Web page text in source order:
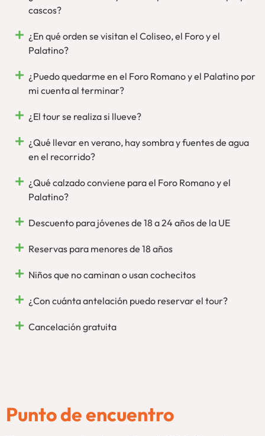
cascos?
¿En qué orden se visitan el Coliseo, el Foro y el
Palatino?
¿Puedo quedarme en el Foro Romano y el Palatino por
mi cuenta al terminar?
¿El tour se realiza si llueve?
¿Qué llevar en verano, hay sombra y fuentes de agua
en el recorrido?
¿Qué calzado conviene para el Foro Romano y el
Palatino?
Descuento para jóvenes de 18 a 24 años de la UE
Reservas para menores de 18 años
Niños que no caminan o usan cochecitos
¿Con cuánta antelación puedo reservar el tour?
Cancelación gratuita
Punto de encuentro